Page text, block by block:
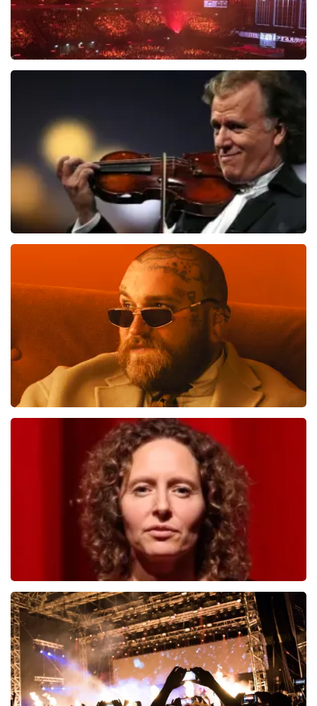
BESTEL NU
laatste 30 minuten
BESTEL NU
Teddy Swims
laatste 30 minuten
BESTEL NU
Esther van der Voort
690laatste 30 minuten
BESTEL NU